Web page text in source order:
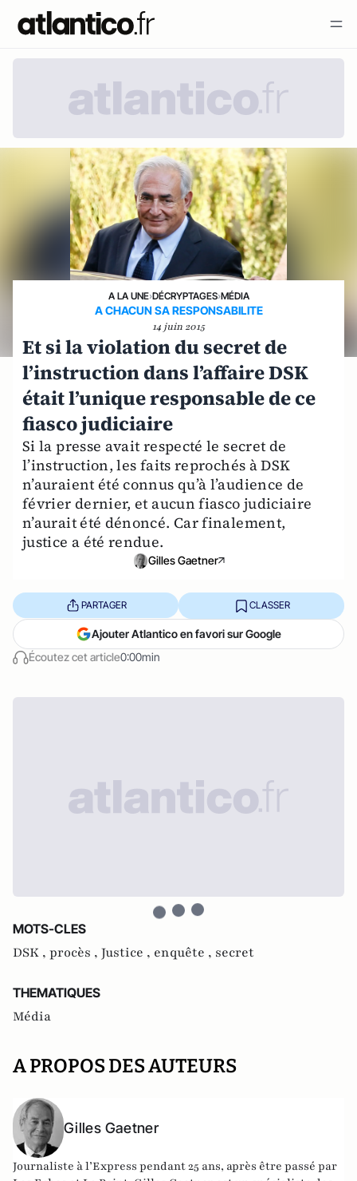
A LA UNE›DÉCRYPTAGES›MÉDIA
A CHACUN SA RESPONSABILITE
14 juin 2015
Et si la violation du secret de
l’instruction dans l’affaire DSK
était l’unique responsable de ce
fiasco judiciaire
Si la presse avait respecté le secret de
l’instruction, les faits reprochés à DSK
n’auraient été connus qu’à l’audience de
février dernier, et aucun fiasco judiciaire
n’aurait été dénoncé. Car finalement,
justice a été rendue.
Gilles Gaetner
Écoutez cet article0:00min
PARTAGER CLASSER
Ajouter Atlantico en favori sur Google
MOTS-CLES
DSK , procès , Justice , enquête , secret
THEMATIQUES
Média
A PROPOS DES AUTEURS
Gilles Gaetner
Journaliste à l’Express pendant 25 ans, après être passé par